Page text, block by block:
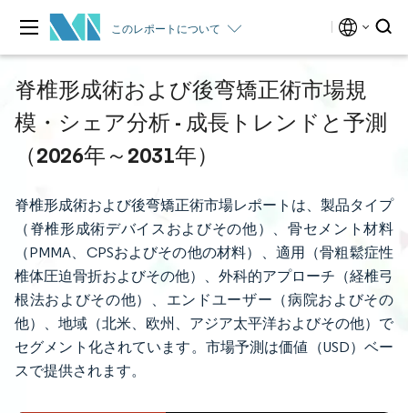
このレポートについて
脊椎形成術および後弯矯正術市場規
模・シェア分析 - 成長トレンドと予測
（2026年～2031年）
脊椎形成術および後弯矯正術市場レポートは、製品タイプ
（脊椎形成術デバイスおよびその他）、骨セメント材料
（PMMA、CPSおよびその他の材料）、適用（骨粗鬆症性
椎体圧迫骨折およびその他）、外科的アプローチ（経椎弓
根法およびその他）、エンドユーザー（病院およびその
他）、地域（北米、欧州、アジア太平洋およびその他）で
セグメント化されています。市場予測は価値（USD）ベー
スで提供されます。